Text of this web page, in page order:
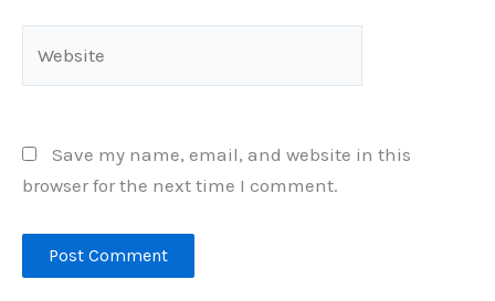
Save my name, email, and website in this
browser for the next time I comment.